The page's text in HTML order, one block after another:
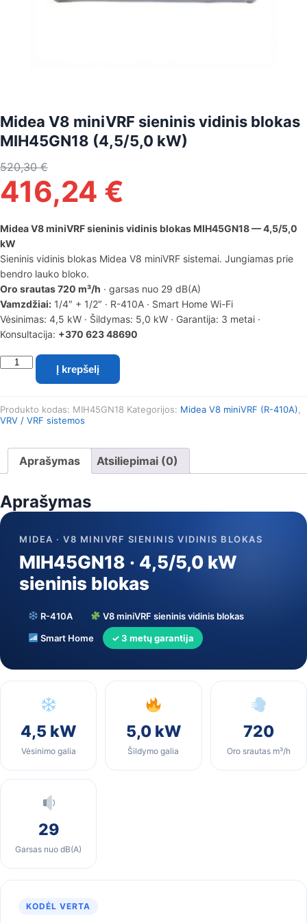
Midea V8 miniVRF sieninis vidinis blokas
MIH45GN18 (4,5/5,0 kW)
520,30€
416,24 €
Midea V8 miniVRF sieninis vidinis blokas MIH45GN18 — 4,5/5,0
kW
Sieninis vidinis blokas Midea V8 miniVRF sistemai. Jungiamas prie
bendro lauko bloko.
Oro srautas 720 m³/h · garsas nuo 29 dB(A)
Vamzdžiai: 1/4″ + 1/2″ · R-410A · Smart Home Wi-Fi
Vėsinimas: 4,5 kW · Šildymas: 5,0 kW · Garantija: 3 metai ·
Konsultacija: +370 623 48690
produkto
miniVRF
sieninis
blokas
MIH45GN18
kW)
Į krepšelį
Produkto kodas: MIH45GN18 Kategorijos: Midea V8 miniVRF (R-410A)
VRV / VRF sistemos
Aprašymas Atsiliepimai (0)
Aprašymas
MIDEA · V8 MINIVRF SIENINIS VIDINIS BLOKAS
MIH45GN18 · 4,5/5,0 kW
sieninis blokas
R-410A
V8 miniVRF sieninis vidinis blokas
Smart Home
✓ 3 metų garantija
4,5 kW
Vėsinimo galia
5,0 kW
Šildymo galia
720
Oro srautas m³/h
29
Garsas nuo dB(A)
KODĖL VERTA